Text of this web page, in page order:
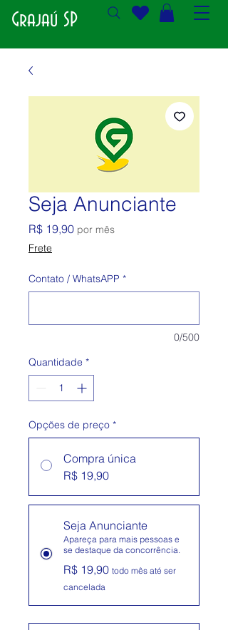
Grajaú SP
Seja Anunciante
R$ 19,90Preço
por mês
Frete
Contato / WhatsAPP *
0/500
Quantidade *
Opções de preço *
Compra única
R$ 19,90
Seja Anunciante
Apareça para mais pessoas e
se destaque da concorrência.
R$ 19,90 todo mês até ser
cancelada